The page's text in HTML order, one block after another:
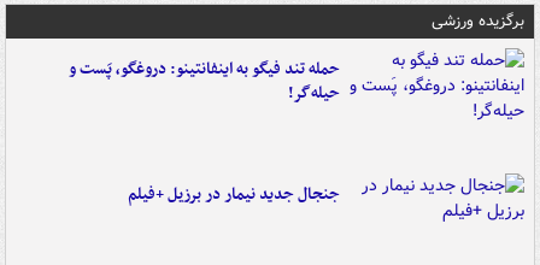
برگزیده ورزشی
حمله تند فیگو به اینفانتینو: دروغگو، پَست‌ و
حیله‌گر!
جنجال جدید نیمار در برزیل +فیلم